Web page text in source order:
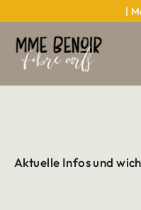
Inhalt
|
Aktuelle Infos und